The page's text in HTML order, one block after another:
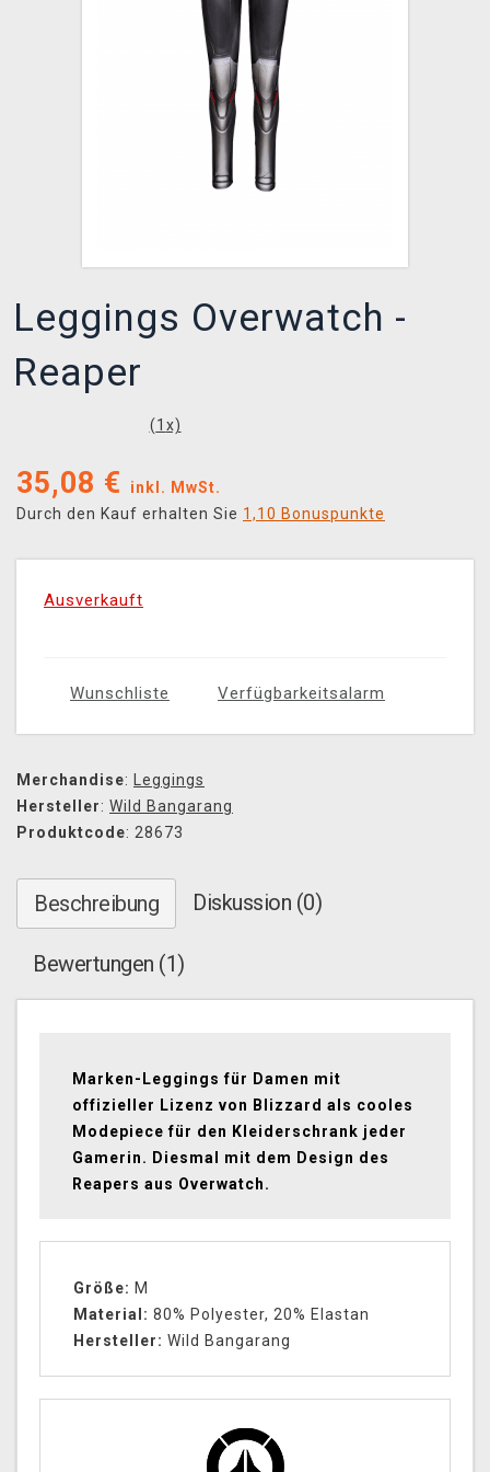
Leggings Overwatch -
Reaper
(1 x)
35,08 €
inkl. MwSt.
Durch den Kauf erhalten Sie 1,10 Bonuspunkte
Ausverkauft
Wunschliste Verfügbarkeitsalarm
Merchandise: Leggings
Hersteller: Wild Bangarang
Produktcode: 28673
Beschreibung Diskussion (0)
Bewertungen (1)
Marken-Leggings für Damen mit
offizieller Lizenz von Blizzard als cooles
Modepiece für den Kleiderschrank jeder
Gamerin. Diesmal mit dem Design des
Reapers aus Overwatch.
Größe: M
Material: 80% Polyester, 20% Elastan
Hersteller: Wild Bangarang